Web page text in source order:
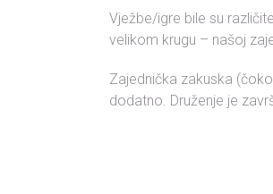
Vježbe/igre bile su
velikom krugu – našoj
Zajednička zakuska
dodatno. Druženje je